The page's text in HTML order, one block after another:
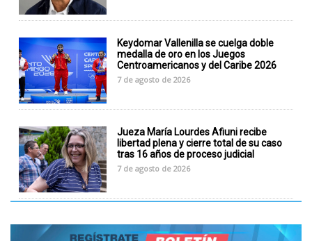
Keydomar Vallenilla se cuelga doble
medalla de oro en los Juegos
Centroamericanos y del Caribe 2026
7 de agosto de 2026
Jueza María Lourdes Afiuni recibe
libertad plena y cierre total de su caso
tras 16 años de proceso judicial
7 de agosto de 2026